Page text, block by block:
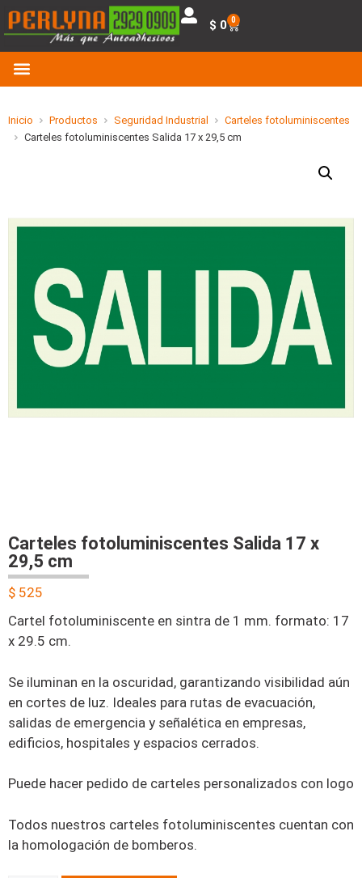
$ 0 0
Inicio Productos Seguridad Industrial
Carteles fotoluminiscentes
Carteles fotoluminiscentes Salida 17 x 29,5 cm
Carteles fotoluminiscentes Salida 17 x
29,5 cm
$ 525
Cartel fotoluminiscente en sintra de 1 mm. formato: 17
x 29.5 cm.
Se iluminan en la oscuridad, garantizando visibilidad aún
en cortes de luz. Ideales para rutas de evacuación,
salidas de emergencia y señalética en empresas,
edificios, hospitales y espacios cerrados.
Puede hacer pedido de carteles personalizados con logo
Todos nuestros carteles fotoluminiscentes cuentan con
la homologación de bomberos.